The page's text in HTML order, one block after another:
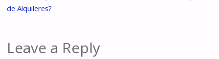
de Alquileres?
Leave a Reply